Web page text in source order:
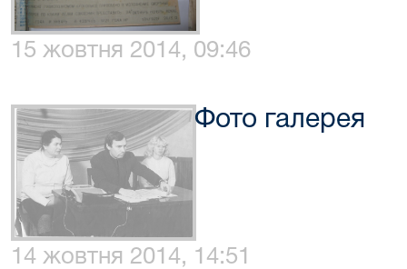
15 жовтня 2014, 09:46
Фото галерея
14 жовтня 2014, 14:51